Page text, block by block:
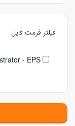
فیلتر فرمت فایل
Adobe Illustrator - EPS